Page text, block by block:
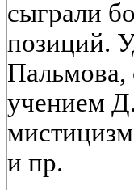
сыграли
позиций.
Пальмова,
учением
и пр.